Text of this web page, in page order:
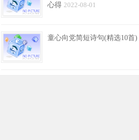
心得 2022-08-01
童心向党简短诗句(精选10首)